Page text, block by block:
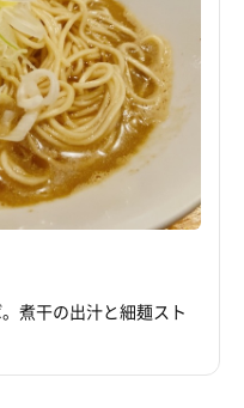
煮干の出汁と細麺スト